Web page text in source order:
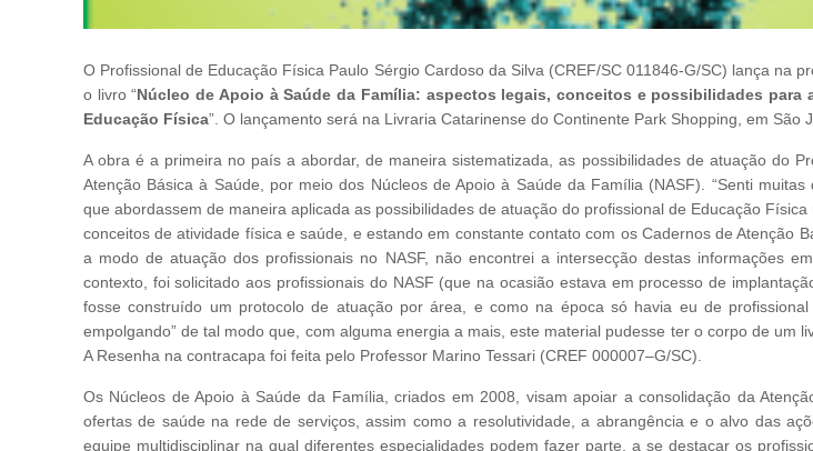
O Profissional de Educação Física Paulo Sérgio Cardoso da Silva (CREF/SC 011846-G/SC) lança na
o livro “Núcleo de Apoio à Saúde da Família: aspectos legais, conceitos e possibilidades para
Educação Física”. O lançamento será na Livraria Catarinense do Continente Park Shopping, em São
A obra é a primeira no país a abordar, de maneira sistematizada, as possibilidades de atuação do
Atenção Básica à Saúde, por meio dos Núcleos de Apoio à Saúde da Família (NASF). “Senti
que abordassem de maneira aplicada as possibilidades de atuação do profissional de Educação
conceitos de atividade física e saúde, e estando em constante contato com os Cadernos de Atenção
a modo de atuação dos profissionais no NASF, não encontrei a intersecção destas informações
contexto, foi solicitado aos profissionais do NASF (que na ocasião estava em processo de
fosse construído um protocolo de atuação por área, e como na época só havia eu de
empolgando” de tal modo que, com alguma energia a mais, este material pudesse ter o corpo de um
A Resenha na contracapa foi feita pelo Professor Marino Tessari (CREF 000007–G/SC).
Os Núcleos de Apoio à Saúde da Família, criados em 2008, visam apoiar a consolidação da
ofertas de saúde na rede de serviços, assim como a resolutividade, a abrangência e o alvo das
equipe multidisciplinar na qual diferentes especialidades podem fazer parte, a se destacar os